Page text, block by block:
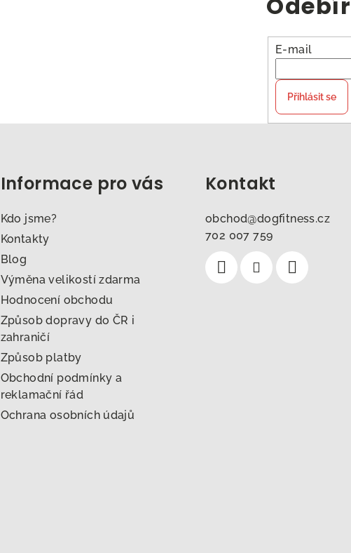
E-mail
Přihlásit se
Informace pro vás
Kdo jsme?
Kontakty
Blog
Výměna velikostí zdarma
Hodnocení obchodu
Způsob dopravy do ČR i
zahraničí
Způsob platby
Obchodní podmínky a
reklamační řád
Ochrana osobních údajů
Kontakt
obchod@dogfitness.cz
702 007 759